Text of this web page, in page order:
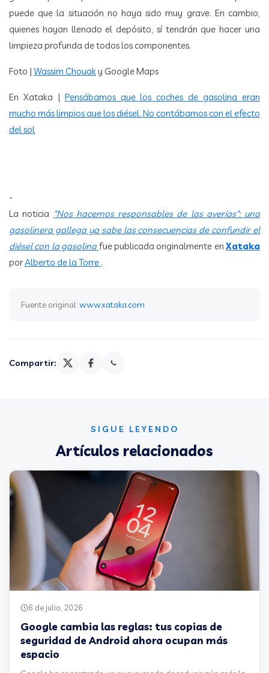
puede que la situación no haya sido muy grave. En cambio,
quienes hayan llenado el depósito, sí tendrán que hacer una
limpieza profunda de todos los componentes.
Foto | Wassim Chouaky Google Maps
En Xataka | Pensábamos que los coches de gasolina eran
mucho más limpios que los diésel. No contábamos con el efecto
del sol
-
La noticia "Nos hacemos responsables de las averías": una
gasolinera gallega ya sabe las consecuencias de confundir el
diésel con la gasolinafue publicada originalmente en Xataka
porAlberto de la Torre .
Fuente original:www.xataka.com
Compartir:
SIGUE LEYENDO
Artículos relacionados
6 de julio, 2026
Google cambia las reglas: tus copias de
seguridad de Android ahora ocupan más
espacio